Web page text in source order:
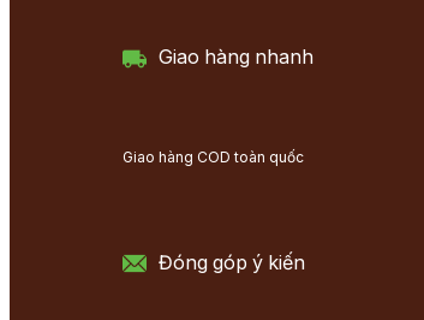
Giao hàng nhanh
Giao hàng COD toàn quốc
Đóng góp ý kiến